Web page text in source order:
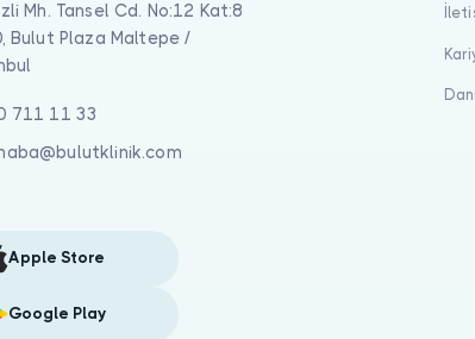
Mh. Tansel Cd. No:12 Kat:8
Bulut Plaza Maltepe /
711 11 33
Apple Store
Google Play